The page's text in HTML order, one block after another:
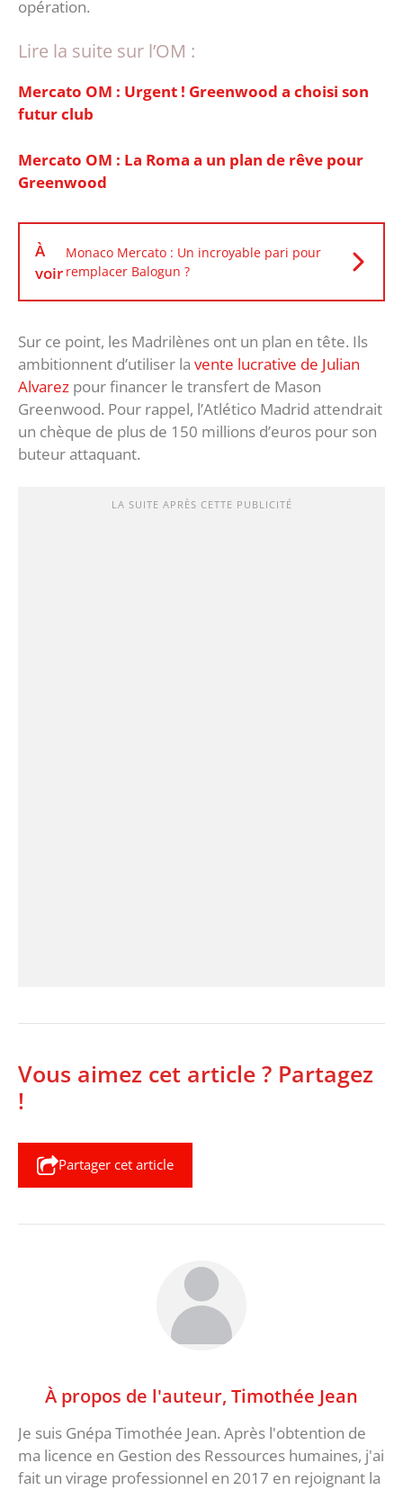
opération.
Lire la suite sur l’OM :
Mercato OM : Urgent ! Greenwood a choisi son
futur club
Mercato OM : La Roma a un plan de rêve pour
Greenwood
À
voir
Monaco Mercato : Un incroyable pari pour
remplacer Balogun ?
Sur ce point, les Madrilènes ont un plan en tête. Ils
ambitionnent d’utiliser la vente lucrative de Julian
Alvarez pour financer le transfert de Mason
Greenwood. Pour rappel, l’Atlético Madrid attendrait
un chèque de plus de 150 millions d’euros pour son
buteur attaquant.
LA SUITE APRÈS CETTE PUBLICITÉ
Vous aimez cet article ? Partagez
!
Partager cet article
À propos de l'auteur, Timothée Jean
Je suis Gnépa Timothée Jean. Après l'obtention de
ma licence en Gestion des Ressources humaines, j'ai
fait un virage professionnel en 2017 en rejoignant la